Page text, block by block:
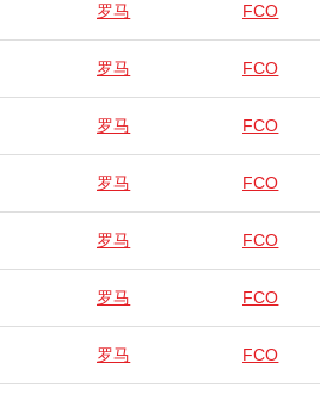
罗马 FCO
罗马 FCO
罗马 FCO
罗马 FCO
罗马 FCO
罗马 FCO
罗马 FCO